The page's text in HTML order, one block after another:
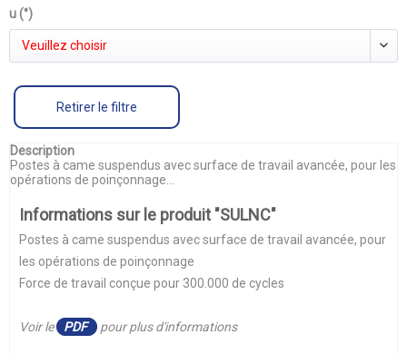
u (°)
Veuillez choisir
Retirer le filtre
Description
Postes à came suspendus avec surface de travail avancée, pour les
opérations de poinçonnage...
Informations sur le produit "SULNC"
Postes à came suspendus avec surface de travail avancée, pour
les opérations de poinçonnage
Force de travail conçue pour 300.000 de cycles
Voir le PDF pour plus d'informations